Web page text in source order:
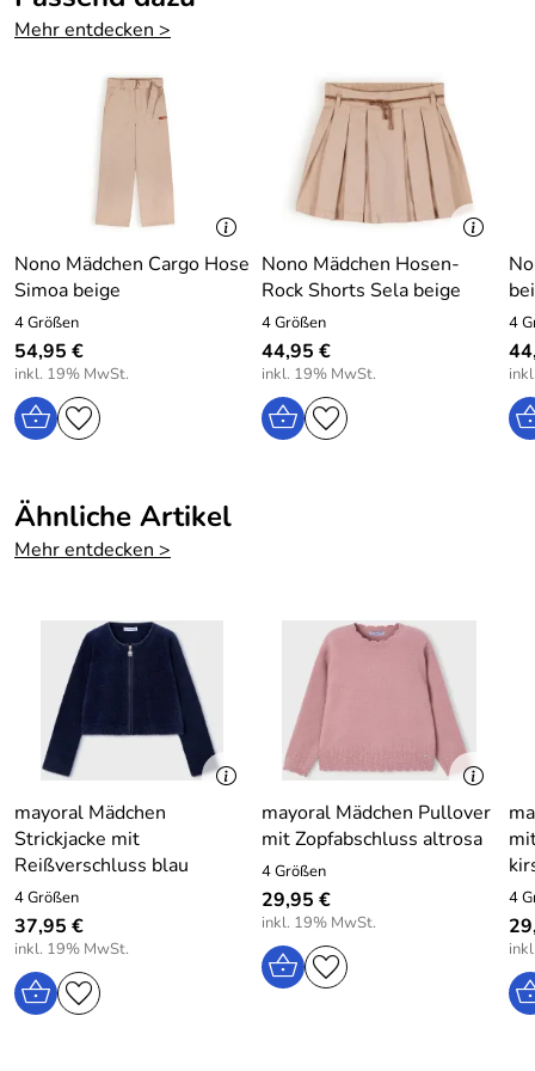
Er verfügt über beigefarbene Abschlüsse an Ärmeln,
Ein idealer Kombipartner zu quietsch-farbenen Röcken,
Jeans und zu High-Waist-Hosen.
Möglich ist natürlich auch die Kombination zu warmen
Erdfarben.
Material: 100% Baumwolle
Pflege: Schonwäsche bei 30 Grad
Hersteller: NoNo BV, Watertorenstraat 4, 4921 XG Made,
Mehr entdecken >
Nono Mädchen Cargo Hose
Simoa beige
4 Größen
54,95 €
inkl. 19% MwSt.
Nono Mädchen Hosen-
Rock Shorts Sela beige
4 Größen
44,95 €
inkl. 19% MwSt.
4
Ähnliche Artikel
Mehr entdecken >
mayoral Mädchen
Strickjacke mit
Reißverschluss blau
4 Größen
37,95 €
inkl. 19% MwSt.
mayoral Mädchen Pullover
mit Zopfabschluss altrosa
4 Größen
29,95 €
inkl. 19% MwSt.
4